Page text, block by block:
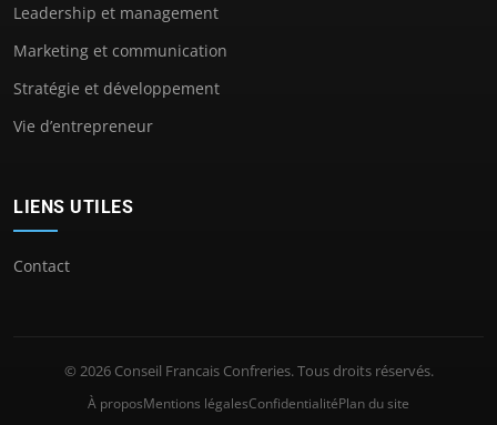
Leadership et management
Marketing et communication
Stratégie et développement
Vie d’entrepreneur
LIENS UTILES
Contact
© 2026 Conseil Francais Confreries. Tous droits réservés.
À proposMentions légalesConfidentialitéPlan du site